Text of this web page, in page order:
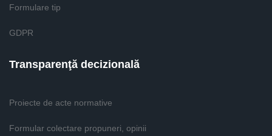
Formulare tip
GDPR
Transparenţă decizională
Proiecte de acte normative
Formular colectare propuneri, opinii